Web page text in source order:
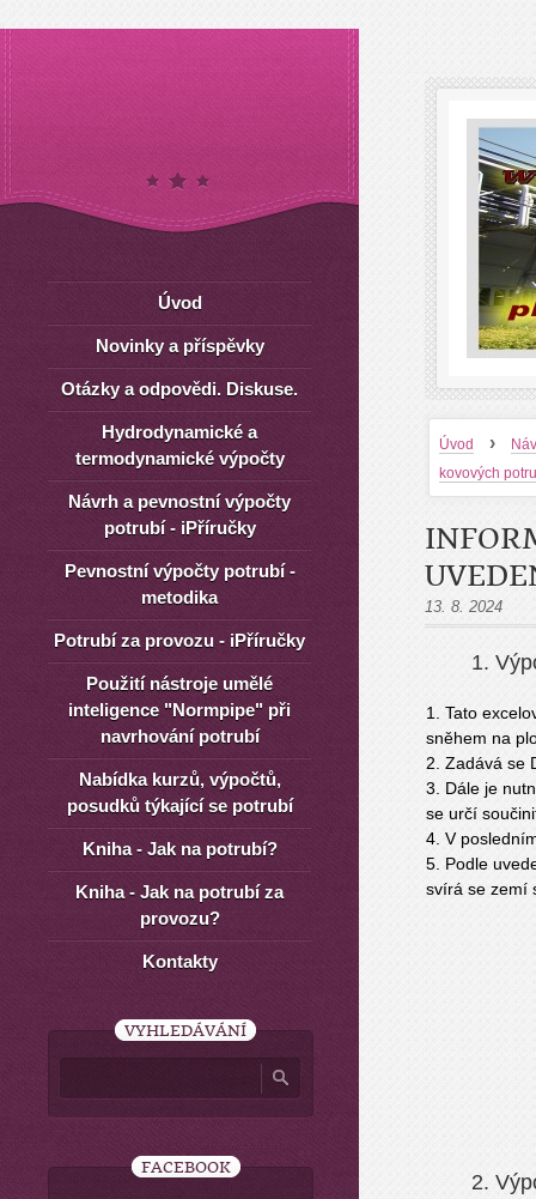
Úvod ›
kovových
13. 8. 2024
1.
1. Tato
sněhem na
2. Zadává se
3. Dále je
se určí
4. V
5. Podle
svírá se zemí
2.
Úvod
Novinky a příspěvky
Otázky a odpovědi. Diskuse.
Hydrodynamické a
termodynamické výpočty
Návrh a pevnostní výpočty
potrubí - iPříručky
Pevnostní výpočty potrubí -
metodika
Potrubí za provozu - iPříručky
Použití nástroje umělé
inteligence "Normpipe" při
navrhování potrubí
Nabídka kurzů, výpočtů,
posudků týkající se potrubí
Kniha - Jak na potrubí?
Kniha - Jak na potrubí za
provozu?
Kontakty
VYHLEDÁVÁNÍ
FACEBOOK